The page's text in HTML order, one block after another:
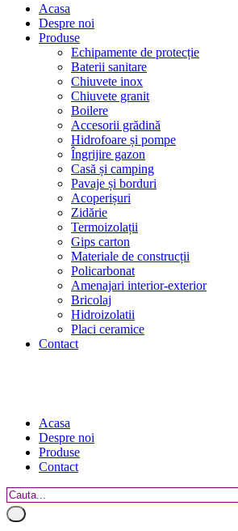
Acasa
Despre noi
Produse
Echipamente de protecție
Baterii sanitare
Chiuvete inox
Chiuvete granit
Boilere
Accesorii grădină
Hidrofoare și pompe
Îngrijire gazon
Casă și camping
Pavaje și borduri
Acoperișuri
Zidărie
Termoizolații
Gips carton
Materiale de construcții
Policarbonat
Amenajari interior-exterior
Bricolaj
Hidroizolatii
Placi ceramice
Contact
Acasa
Despre noi
Produse
Contact